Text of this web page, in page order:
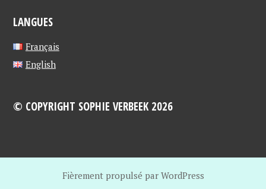
LANGUES
Français
English
© COPYRIGHT SOPHIE VERBEEK 2026
Fièrement propulsé par WordPress